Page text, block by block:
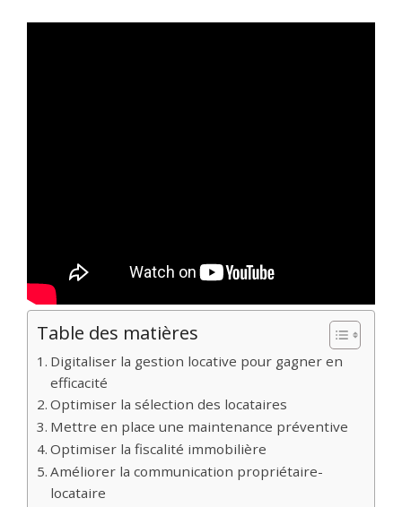
Table des matières
Digitaliser la gestion locative pour gagner en
efficacité
Optimiser la sélection des locataires
Mettre en place une maintenance préventive
Optimiser la fiscalité immobilière
Améliorer la communication propriétaire-
locataire